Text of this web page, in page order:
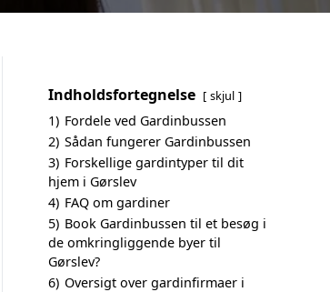
Indholdsfortegnelse skjul
1) Fordele ved Gardinbussen
2) Sådan fungerer Gardinbussen
3) Forskellige gardintyper til dit
hjem i Gørslev
4) FAQ om gardiner
5) Book Gardinbussen til et besøg i
de omkringliggende byer til
Gørslev?
6) Oversigt over gardinfirmaer i